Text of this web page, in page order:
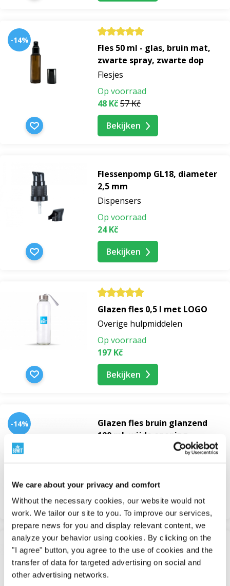
We care about your privacy and comfort
Without the necessary cookies, our website would not
work. We tailor our site to you. To improve our services,
prepare news for you and display relevant content, we
analyze your behavior using cookies. By clicking on the
"I agree" button, you agree to the use of cookies and the
transfer of data for targeted advertising on social and
other advertising networks.
-14%
Fles 50 ml - glas, bruin mat,
zwarte spray, zwarte dop
Flesjes
Op voorraad
48 Kč57 Kč
Bekijken
Flessenpomp GL18, diameter
2,5 mm
Dispensers
Op voorraad
24 Kč
Bekijken
Glazen fles 0,5 l met LOGO
Overige hulpmiddelen
Op voorraad
197 Kč
Bekijken
-14%
Glazen fles bruin glanzend
100 ml, wijde opening
Bekijken
-29%
Glazen fles bruin glanzend
200 ml, wijde opening
Flesjes